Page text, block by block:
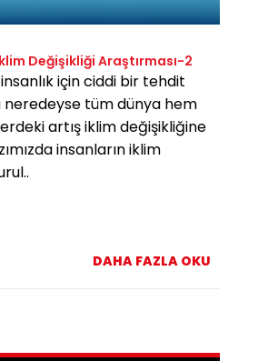
Değişikliği Araştırması-2
insanlık için ciddi bir tehdit
neredeyse tüm dünya hem
artış iklim değişikliğine
insanların iklim
DAHA FAZLA OKU